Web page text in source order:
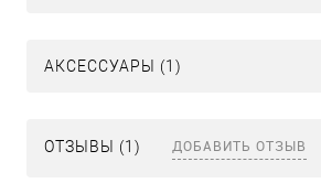
АКСЕССУАРЫ (1)
ОТЗЫВЫ (1) ДОБАВИТЬ ОТЗЫВ